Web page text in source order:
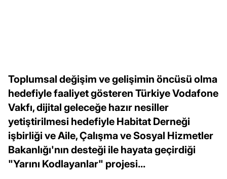
Toplumsal değişim ve gelişimin öncüsü olma
hedefiyle faaliyet gösteren Türkiye Vodafone
Vakfı, dijital geleceğe hazır nesiller
yetiştirilmesi hedefiyle Habitat Derneği
işbirliği ve Aile, Çalışma ve Sosyal Hizmetler
Bakanlığı'nın desteği ile hayata geçirdiği
"Yarını Kodlayanlar" projesi...